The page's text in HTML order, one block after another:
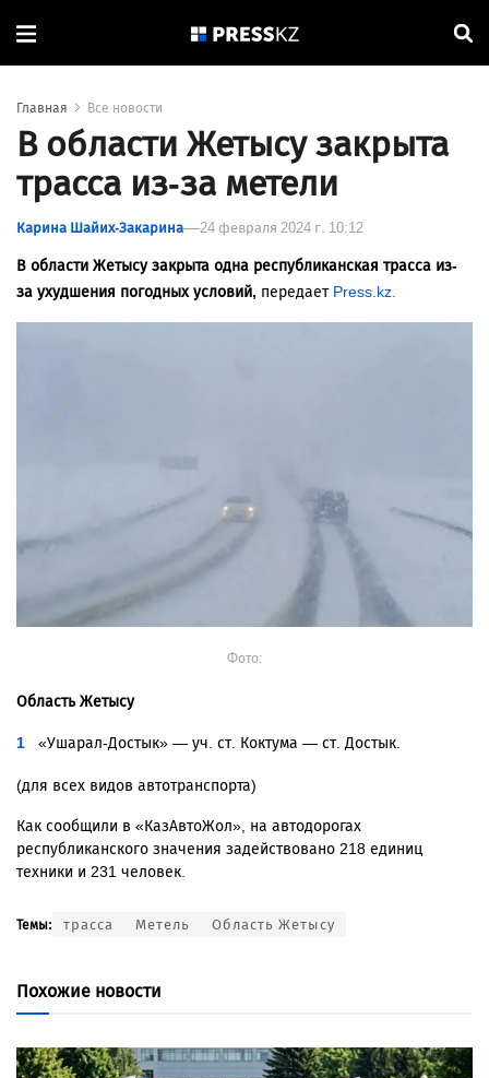
Главная Все новости
В области Жетысу закрыта
трасса из-за метели
Карина Шайих-Закарина 24 февраля 2024 г. 10:12
В области Жетысу закрыта одна республиканская трасса из-
за ухудшения погодных условий, передает Press.kz.
Фото:
Область Жетысу
«Ушарал-Достык» — уч. ст. Коктума — ст. Достык.
(для всех видов автотранспорта)
Как сообщили в «КазАвтоЖол», на автодорогах
республиканского значения задействовано 218 единиц
техники и 231 человек.
Темы: трасса Метель Область Жетысу
Похожие новости